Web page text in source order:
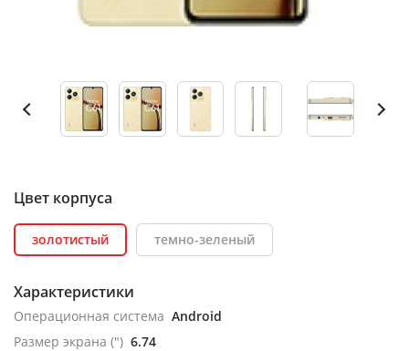
Цвет корпуса
золотистый темно-зеленый
Характеристики
Операционная система Android
Размер экрана (") 6.74